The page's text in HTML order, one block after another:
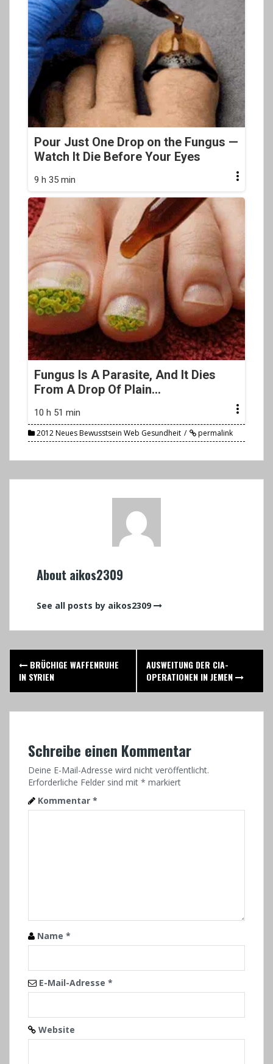
Pour Just One Drop on the Fungus —
Watch It Die Before Your Eyes
9 h 35 min
Fungus Is A Parasite, And It Dies
From A Drop Of Plain...
10 h 51 min
2012 Neues Bewusstsein Web Gesundheit permalink
About aikos2309
See all posts by aikos2309
Post
navigation
BRÜCHIGE WAFFENRUHE
IN SYRIEN
AUSWEITUNG DER CIA-
OPERATIONEN IN JEMEN
Schreibe einen Kommentar
Deine E-Mail-Adresse wird nicht veröffentlicht.
Erforderliche Felder sind mit * markiert
Kommentar *
Name *
E-Mail-Adresse *
Website